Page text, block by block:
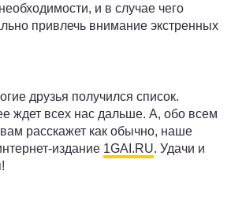
и в случае чего
привлечь внимание экстренных
друзья получился список.
ждет всех нас дальше. А, обо всем
расскажет как обычно, наше
издание 1GAI.RU. Удачи и